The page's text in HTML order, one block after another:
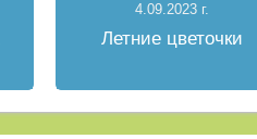
4.09.2023 г.
Летние цветочки